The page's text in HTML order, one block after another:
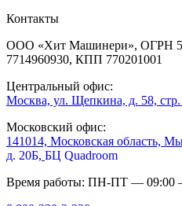
Контакты
ООО «Хит Машинери», ОГРН
7714960930, КПП 770201001
Центральный офис:
Москва, ул. Щепкина, д. 58,
Московский офис:
141014, Московская область,
д. 20Б, БЦ Quadroom
Время работы: ПН-ПТ — 09:00